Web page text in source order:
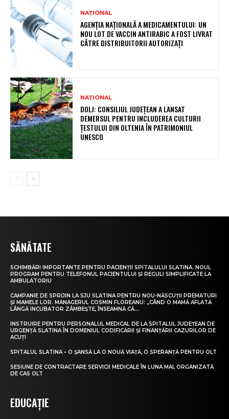
NAȚIONAL
AGENȚIA NAȚIONALĂ A MEDICAMENTULUI: UN
NOU LOT DE VACCIN ANTIRABIC A FOST LIVRAT
CĂTRE DISTRIBUITORII AUTORIZAȚI
NAȚIONAL
DOLJ: CONSILIUL JUDEȚEAN A LANSAT
DEMERSUL PENTRU INCLUDEREA CULTURII
ȚESTULUI DIN OLTENIA ÎN PATRIMONIUL
UNESCO
SĂNĂTATE
SCHIMBĂRI IMPORTANTE PENTRU PACIENȚII SPITALULUI SLATINA. NOUL
PROGRAM PENTRU TELEFONUL PACIENTULUI ȘI REGULI SIMPLIFICATE LA
AMBULATORIU
CAMPANIE DE SPRIJIN LA SJU SLATINA PENTRU NOU-NĂSCUȚII PREMATURI
ȘI MAMELE LOR. MANAGERUL COSMIN FLOREANU: „CÂND O MAMĂ AFLATĂ
LÂNGĂ INCUBATOR ZÂMBEȘTE, ÎNSEAMNĂ CĂ...
INSTRUIRE PENTRU PERSONALUL MEDICAL DE LA SPITALUL JUDEȚEAN DE
URGENȚĂ SLATINA ÎN DOMENIUL CODIFICĂRII ȘI FINANȚĂRII CAZURILOR DE
ACUȚI
SPITALUL SLATINA – O ȘANSĂ LA O NOUĂ VIAȚĂ, O SPERANȚĂ PENTRU OLT
SESIUNE DE CONTRACTARE SERVICII MEDICALE ÎN LUNA MAI, ORGANIZATĂ
DE CAS OLT
EDUCAȚIE